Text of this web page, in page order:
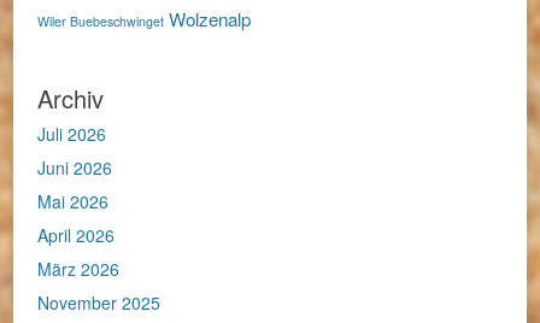
Wiler Buebeschwinget Wolzenalp
Archiv
Juli 2026
Juni 2026
Mai 2026
April 2026
März 2026
November 2025